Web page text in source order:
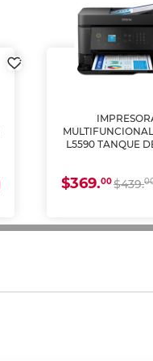
L5590 TANQUE
$369.00$439.